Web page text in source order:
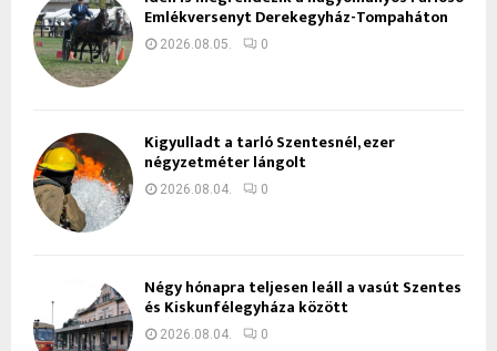
Emlékversenyt Derekegyház-Tompaháton
2026.08.05. 0
Kigyulladt a tarló Szentesnél, ezer
négyzetméter lángolt
2026.08.04. 0
Négy hónapra teljesen leáll a vasút Szentes
és Kiskunfélegyháza között
2026.08.04. 0